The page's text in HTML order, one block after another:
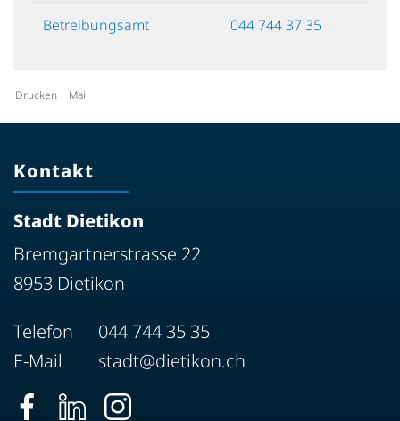
Betreibungsamt 044 744 37 35
Drucken Mail
Kontakt
Stadt Dietikon
Bremgartnerstrasse 22
8953 Dietikon
Telefon
044 744 35 35
E-Mail
stadt@dietikon.ch